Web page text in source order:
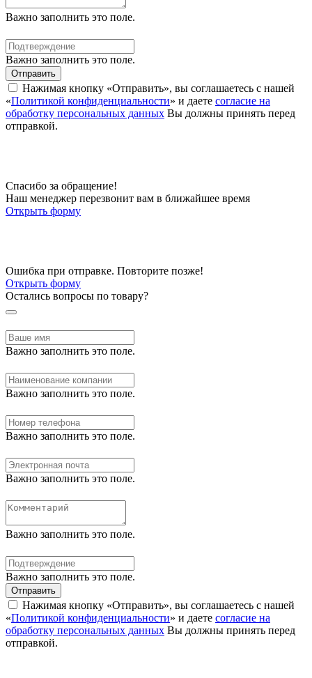
Важно заполнить это поле.
Важно заполнить это поле.
Отправить
Нажимая кнопку «Отправить», вы соглашаетесь с нашей
«Политикой конфиденциальности» и даете согласие на
обработку персональных данных Вы должны принять перед
отправкой.
Спасибо за обращение!
Наш менеджер перезвонит вам в ближайшее время
Открыть форму
Ошибка при отправке. Повторите позже!
Открыть форму
Остались вопросы по товару?
Важно заполнить это поле.
Важно заполнить это поле.
Важно заполнить это поле.
Важно заполнить это поле.
Важно заполнить это поле.
Важно заполнить это поле.
Отправить
Нажимая кнопку «Отправить», вы соглашаетесь с нашей
«Политикой конфиденциальности» и даете согласие на
обработку персональных данных Вы должны принять перед
отправкой.